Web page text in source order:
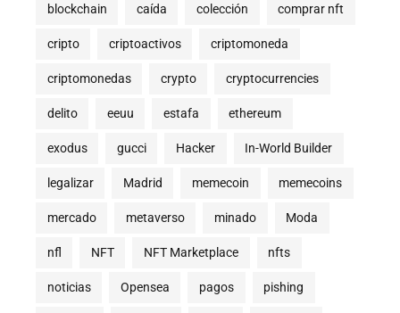
blockchain caída colección comprar nft
cripto criptoactivos criptomoneda
criptomonedas crypto cryptocurrencies
delito eeuu estafa ethereum
exodus gucci Hacker In-World Builder
legalizar Madrid memecoin memecoins
mercado metaverso minado Moda
nfl NFT NFT Marketplace nfts
noticias Opensea pagos pishing